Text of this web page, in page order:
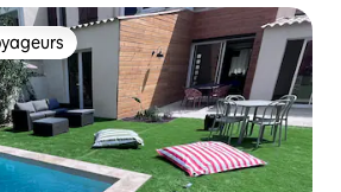
les plus appréciés